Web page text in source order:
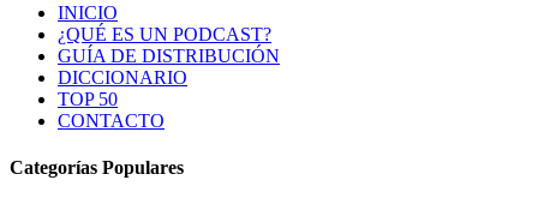
INICIO
¿QUÉ ES UN PODCAST?
GUÍA DE DISTRIBUCIÓN
DICCIONARIO
TOP 50
CONTACTO
Categorías Populares